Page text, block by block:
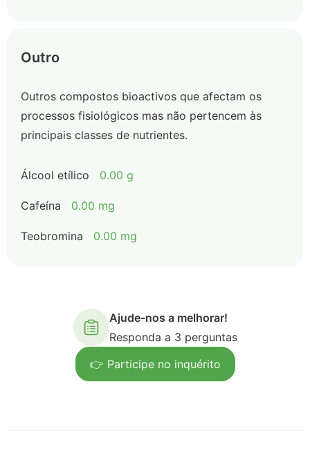
Outro
Outros compostos bioactivos que afectam os
processos fisiológicos mas não pertencem às
principais classes de nutrientes.
Álcool etílico 0.00 g
Cafeína 0.00 mg
Teobromina 0.00 mg
Ajude-nos a melhorar!
Responda a 3 perguntas
👉 Participe no inquérito